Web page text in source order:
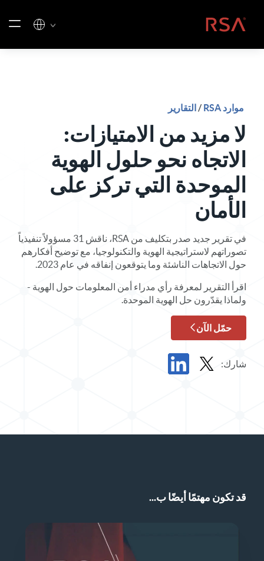
الصفحة الرئيسية
موارد RSA / التقارير
لا مزيد من الامتيازات:
الاتجاه نحو حلول الهوية
الموحدة التي تركز على
الأمان
في تقرير جديد صدر بتكليف من RSA، ناقش 31 مسؤولاً تنفيذياً
تصوراتهم لاستراتيجية الهوية والتكنولوجيا، مع توضيح أفكارهم
حول الاتجاهات الناشئة وما يتوقعون إنفاقه في عام 2023.
اقرأ التقرير لمعرفة رأي مدراء أمن المعلومات حول الهوية -
ولماذا يقدّرون حل الهوية الموحدة.
حمّل الآن
شارك:
قد تكون مهتمًا أيضًا ب...